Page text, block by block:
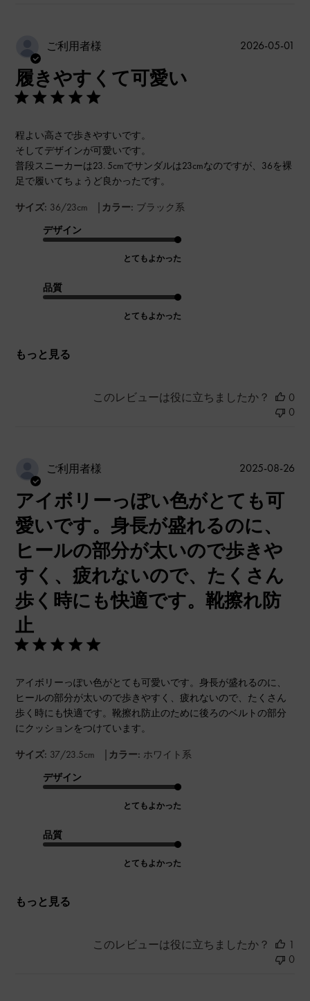
ご利用者様
履きやすくて可愛い
程よい高さで歩きやすいです。
そしてデザインが可愛いです。
普段スニーカーは23. 5cmでサンダルは23cmなのですが、36を裸
足で履いてちょうど良かったです。
サイズ: 36/23cm | カラー: ブラック系
デザイン
とてもよかった
品質
とてもよかった
もっと見る
2026-05-01
このレビューは役に立ちましたか？
0
0
ご利用者様
アイボリーっぽい色がとても可
愛いです。身長が盛れるのに、
ヒールの部分が太いので歩きや
すく、疲れないので、たくさん
歩く時にも快適です。靴擦れ防
止
アイボリーっぽい色がとても可愛いです。身長が盛れるのに、
ヒールの部分が太いので歩きやすく、疲れないので、たくさん
歩く時にも快適です。靴擦れ防止のために後ろのベルトの部分
にクッションをつけています。
サイズ: 37/23.5cm | カラー: ホワイト系
デザイン
とてもよかった
品質
とてもよかった
もっと見る
公
2025-08-26
このレビューは役に立ちましたか？
1
0